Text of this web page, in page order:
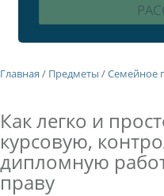
Главная / Предметы /Семейное
Как легко и
курсовую,
дипломную
праву